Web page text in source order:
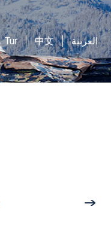
Tur 中文 العربية